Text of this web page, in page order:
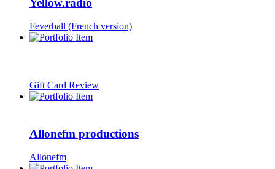
Yellow.radio
Feverball (French version)
Gift Card Review
Allonefm productions
Allonefm